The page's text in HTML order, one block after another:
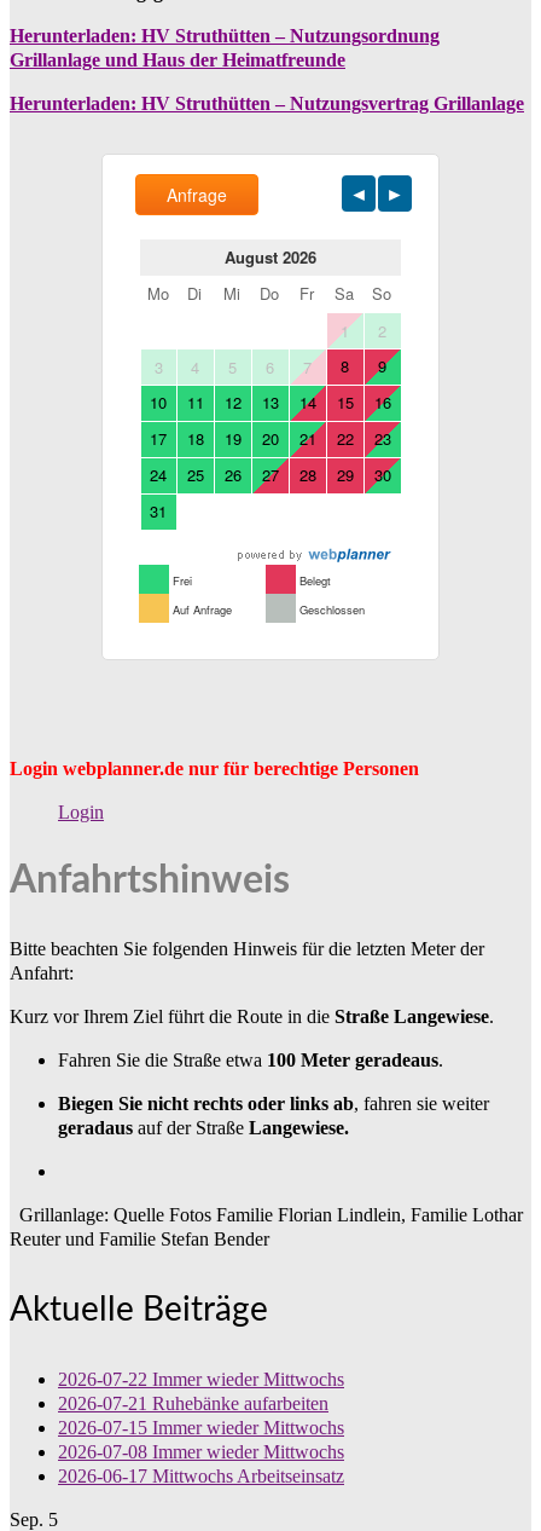
Herunterladen: HV Struthütten – Nutzungsordnung
Grillanlage und Haus der Heimatfreunde
Herunterladen: HV Struthütten – Nutzungsvertrag Grillanlage
Login webplanner.de nur für berechtige Personen
Login
Anfahrtshinweis
Bitte beachten Sie folgenden Hinweis für die letzten Meter der
Anfahrt:
Kurz vor Ihrem Ziel führt die Route in die Straße Langewiese.
Fahren Sie die Straße etwa 100 Meter geradeaus.
Biegen Sie nicht rechts oder links ab, fahren sie weiter
geradaus auf der Straße Langewiese.
Grillanlage: Quelle Fotos Familie Florian Lindlein, Familie Lothar
Reuter und Familie Stefan Bender
Aktuelle Beiträge
2026-07-22 Immer wieder Mittwochs
2026-07-21 Ruhebänke aufarbeiten
2026-07-15 Immer wieder Mittwochs
2026-07-08 Immer wieder Mittwochs
2026-06-17 Mittwochs Arbeitseinsatz
Sep. 5